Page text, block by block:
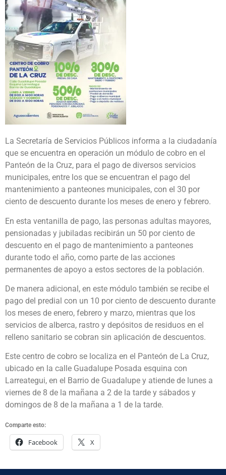
La Secretaría de Servicios Públicos informa a la ciudadanía
que se encuentra en operación un módulo de cobro en el
Panteón de la Cruz, para el pago de diversos servicios
municipales, entre los que se encuentran el pago del
mantenimiento a panteones municipales, con el 30 por
ciento de descuento durante los meses de enero y febrero.
En esta ventanilla de pago, las personas adultas mayores,
pensionadas y jubiladas recibirán un 50 por ciento de
descuento en el pago de mantenimiento a panteones
durante todo el año, como parte de las acciones
permanentes de apoyo a estos sectores de la población.
De manera adicional, en este módulo también se recibe el
pago del predial con un 10 por ciento de descuento durante
los meses de enero, febrero y marzo, mientras que los
servicios de alberca, rastro y depósitos de residuos en el
relleno sanitario se cobran sin aplicación de descuentos.
Este centro de cobro se localiza en el Panteón de La Cruz,
ubicado en la calle Guadalupe Posada esquina con
Larreategui, en el Barrio de Guadalupe y atiende de lunes a
viernes de 8 de la mañana a 2 de la tarde y sábados y
domingos de 8 de la mañana a 1 de la tarde.
Comparte esto:
Facebook X